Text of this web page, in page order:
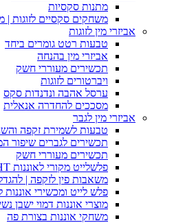
מתנות סקסיות
משחקים סקסיים לזוגות |
אביזרי מין לזוגות
טבעות רטט גומרים ביחד
אביזרי מין בהנחה
תכשירים מעוררי חשק
ויברטורים לזוגות
ערסל אהבה ונדנדות סקס
מסככים להחדרה אנאלית
אביזרי מין לגבר
טבעות לשמירת זקפה
תכשירים לגברים שיפור
תכשירים מעוררי חשק
פלשלייט מקורי לאוננות FLESHLIGHT
משאבות פין לזקפה |
פלש לייט ומכשירי אוננות
מוצרי אוננות דמוי ישבן
משחקי אוננות בצורת פה